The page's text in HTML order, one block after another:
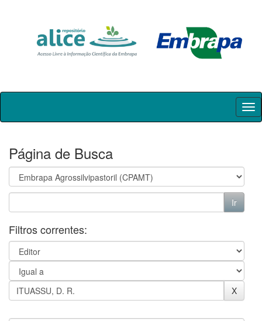
Skip
Página de Busca
Filtros correntes: